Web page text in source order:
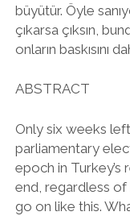
büyütür. Öyle
çıkarsa çıksın,
onların baskısını
ABSTRACT
Only six weeks
parliamentary
epoch in Turkey’s
end, regardless of
go on like this.